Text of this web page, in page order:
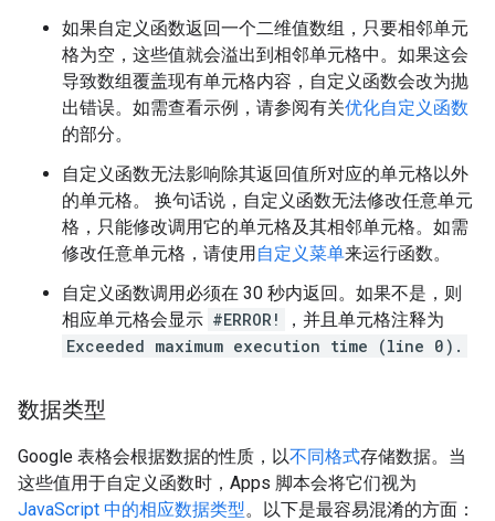
如果自定义函数返回一个二维值数组，只要相邻单元
格为空，这些值就会溢出到相邻单元格中。如果这会
导致数组覆盖现有单元格内容，自定义函数会改为抛
出错误。如需查看示例，请参阅有关优化自定义函数
的部分。
自定义函数无法影响除其返回值所对应的单元格以外
的单元格。 换句话说，自定义函数无法修改任意单元
格，只能修改调用它的单元格及其相邻单元格。如需
修改任意单元格，请使用自定义菜单来运行函数。
自定义函数调用必须在 30 秒内返回。如果不是，则
相应单元格会显示 #ERROR!
，并且单元格注释为
Exceeded maximum execution time (line 0).
数据类型
Google 表格会根据数据的性质，以不同格式存储数据。当
这些值用于自定义函数时，Apps 脚本会将它们视为
JavaScript 中的相应数据类型。以下是最容易混淆的方面：